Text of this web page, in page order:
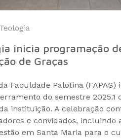
Teologia
inicia programação
de Graças
Faculdade Palotina
do semestre 2025.1
instituição. A celebração
e convidados, incluindo
em Santa Maria para o